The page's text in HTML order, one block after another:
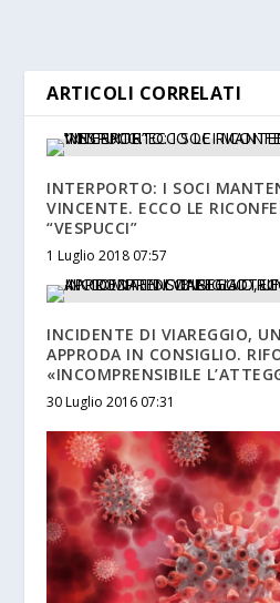
ARTICOLI CORRELATI
INTERPORTO: I SOCI
VINCENTE. ECCO LE
“VESPUCCI”
1 Luglio 2018 07:57
INCIDENTE DI VIAREGGIO,
APPRODA IN CONSIGLIO.
«INCOMPRENSIBILE
30 Luglio 2016 07:31